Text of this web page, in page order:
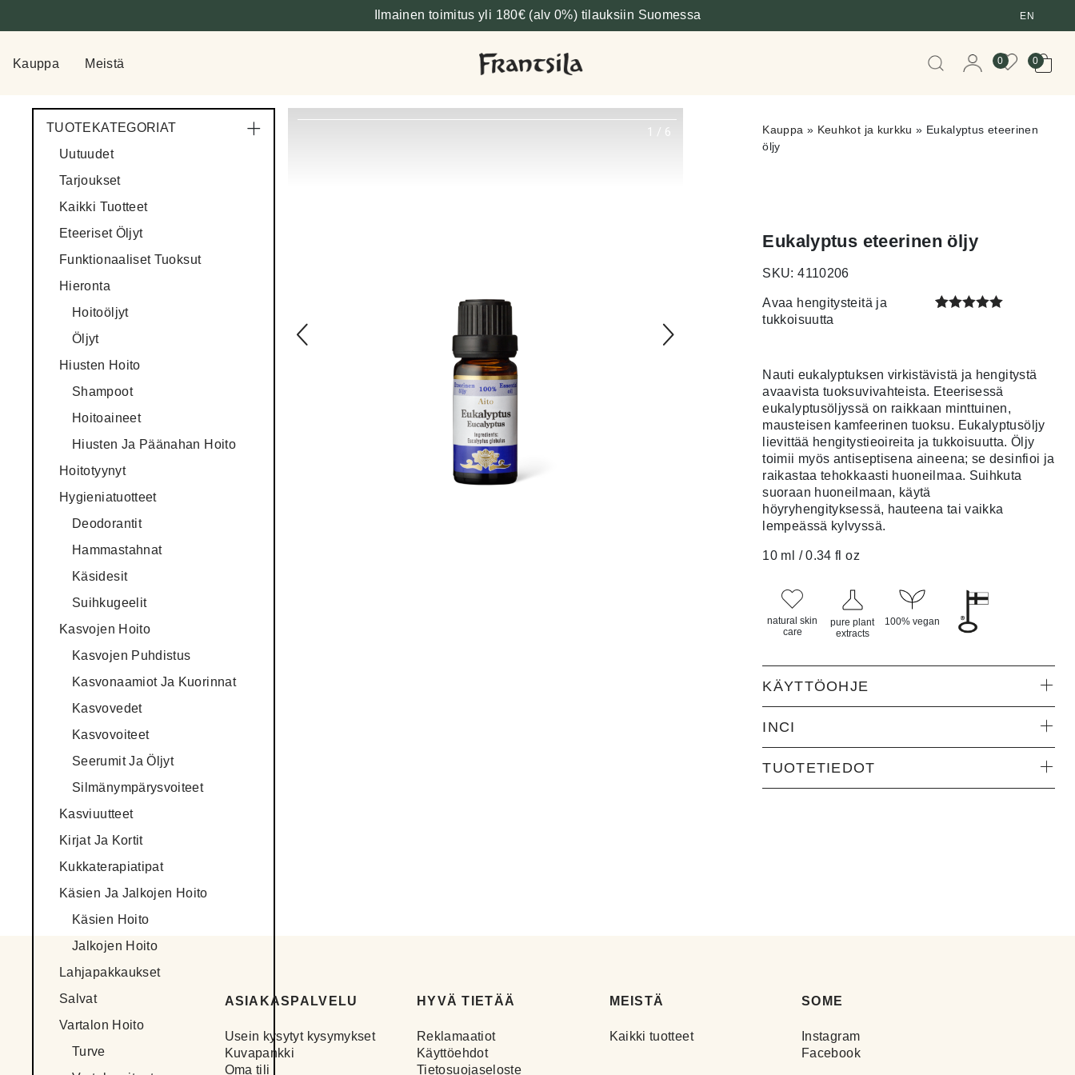
Ilmainen toimitus yli 180€ (alv 0%) tilauksiin Suomessa EN
Kauppa Meistä When autocomplete
0 0
TUOTEKATEGORIAT
Uutuudet
Tarjoukset
Kaikki Tuotteet
Eteeriset Öljyt
Funktionaaliset Tuoksut
Hieronta
Hoitoöljyt
Öljyt
Hiusten Hoito
Shampoot
Hoitoaineet
Hiusten Ja Päänahan Hoito
Hoitotyynyt
Hygieniatuotteet
Deodorantit
Hammastahnat
Käsidesit
Suihkugeelit
Kasvojen Hoito
Kasvojen Puhdistus
Kasvonaamiot Ja Kuorinnat
Kasvovedet
Kasvovoiteet
Seerumit Ja Öljyt
Silmänympärysvoiteet
Kasviuutteet
Kirjat Ja Kortit
Kukkaterapiatipat
Käsien Ja Jalkojen Hoito
Käsien Hoito
Jalkojen Hoito
Lahjapakkaukset
Salvat
Vartalon Hoito
Turve
1 / 6 Kauppa » Keuhkot ja kurkku » Eukalyptus eteerinen
öljy
Eukalyptus eteerinen öljy
SKU: 4110206
Avaa hengitysteitä ja
tukkoisuutta
perustuen
asiakkaan
arvotukseen.
Nauti eukalyptuksen virkistävistä ja hengitystä
avaavista tuoksuvivahteista. Eteerisessä
eukalyptusöljyssä on raikkaan minttuinen,
mausteisen kamfeerinen tuoksu. Eukalyptusöljy
lievittää hengitystieoireita ja tukkoisuutta. Öljy
toimii myös antiseptisena aineena; se desinfioi ja
raikastaa tehokkaasti huoneilmaa. Suihkuta
suoraan huoneilmaan, käytä
höyryhengityksessä, hauteena tai vaikka
lempeässä kylvyssä.
10 ml / 0.34 fl oz
natural skin
care
pure plant
extracts
100% vegan
KÄYTTÖOHJE
INCI
TUOTETIEDOT
ASIAKASPALVELU
Usein kysytyt kysymykset
Kuvapankki
Oma tili
HYVÄ TIETÄÄ
Reklamaatiot
Käyttöehdot
Tietosuojaseloste
MEISTÄ
Kaikki tuotteet
SOME
Instagram
Facebook